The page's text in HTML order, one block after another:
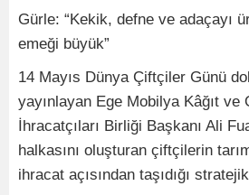
Gürle: “Kekik, defne ve adaçayı
emeği büyük”
14 Mayıs Dünya Çiftçiler Günü
yayınlayan Ege Mobilya Kâğıt ve
İhracatçıları Birliği Başkanı Ali
halkasını oluşturan çiftçilerin
ihracat açısından taşıdığı